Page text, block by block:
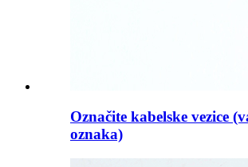
Označite kabelske vezice
oznaka)